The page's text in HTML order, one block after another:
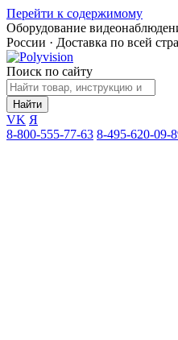
Перейти к содержимому
Оборудование
России · Доставка по всей
Поиск по сайту
Найти
VK Я
8-800-555-77-63 8-495-620-09-